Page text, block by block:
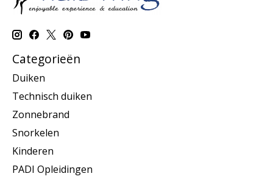
Categorieën
Duiken
Technisch duiken
Zonnebrand
Snorkelen
Kinderen
PADI Opleidingen